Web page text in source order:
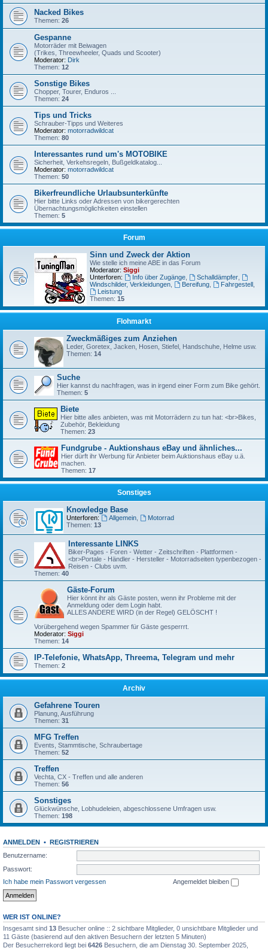
Nacked Bikes
Themen: 26
Gespanne
Motorräder mit Beiwagen
(Trikes, Threewheeler, Quads und Scooter)
Moderator: Dirk
Themen: 12
Sonstige Bikes
Chopper, Tourer, Enduros ...
Themen: 24
Tips und Tricks
Schrauber-Tipps und Weiteres
Moderator: motorradwildcat
Themen: 80
Interessantes rund um's MOTOBIKE
Sicherheit, Verkehsregeln, Bußgeldkatalog...
Moderator: motorradwildcat
Themen: 50
Bikerfreundliche Urlaubsunterkünfte
Hier bitte Links oder Adressen von bikergerechten
Übernachtungsmöglichkeiten einstellen
Themen: 5
Forum
Sinn und Zweck der Aktion
Wie stelle ich meine ABE in das Forum
Moderator: Siggi
Unterforen:
Info über Zugänge, Schalldämpfer,
Windschilder, Verkleidungen
Bereifung, Fahrgestell,
Leistung
Themen: 15
Flohmarkt
Zweckmäßiges zum Anziehen
Leder, Goretex, Jacken, Hosen, Stiefel, Handschuhe, Helme usw.
Themen: 14
Suche
Hier kannst du nachfragen, was in irgend einer Form zum Bike gehört.
Themen: 5
Biete
Hier bitte alles anbieten, was mit Motorrädern zu tun hat: <br>Bikes,
Zubehör, Bekleidung
Themen: 23
Fundgrube - Auktionshaus eBay und ähnliches...
Hier dürft ihr Werbung für Anbieter beim Auktionshaus eBay u.ä.
machen.
Themen: 17
Sonstiges
Knowledge Base
Unterforen: Allgemein,
Motorrad
Themen: 13
Interessante LINKS
Biker-Pages - Foren - Wetter - Zeitschriften - Plattformen -
<br>Portale - Händler - Hersteller - Motorradseiten typenbezogen -
Reisen - Clubs uvm.
Themen: 40
Gäste-Forum
Hier könnt ihr als Gäste posten, wenn ihr Probleme mit der
Anmeldung oder dem Login habt.
ALLES ANDERE WIRD (in der Regel) GELÖSCHT !
Vorübergehend wegen Spammer für Gäste gesperrrt.
Moderator: Siggi
Themen: 14
IP-Telefonie, WhatsApp, Threema, Telegram und mehr
Themen: 2
Archiv
Gefahrene Touren
Planung, Ausführung
Themen: 31
MFG Treffen
Events, Stammtische, Schraubertage
Themen: 52
Treffen
Vechta, CX - Treffen und alle anderen
Themen: 56
Sonstiges
Glückwünsche, Lobhudeleien, abgeschlossene Umfragen usw.
Themen: 198
ANMELDEN • REGISTRIEREN
Benutzername:
Passwort:
Ich habe mein Passwort vergessen
Angemeldet bleiben
WER IST ONLINE?
Insgesamt sind 13 Besucher online :: 2 sichtbare Mitglieder, 0 unsichtbare Mitglieder und
11 Gäste (basierend auf den aktiven Besuchern der letzten 5 Minuten)
Der Besucherrekord liegt bei 6426 Besuchern, die am Dienstag 30. September 2025,